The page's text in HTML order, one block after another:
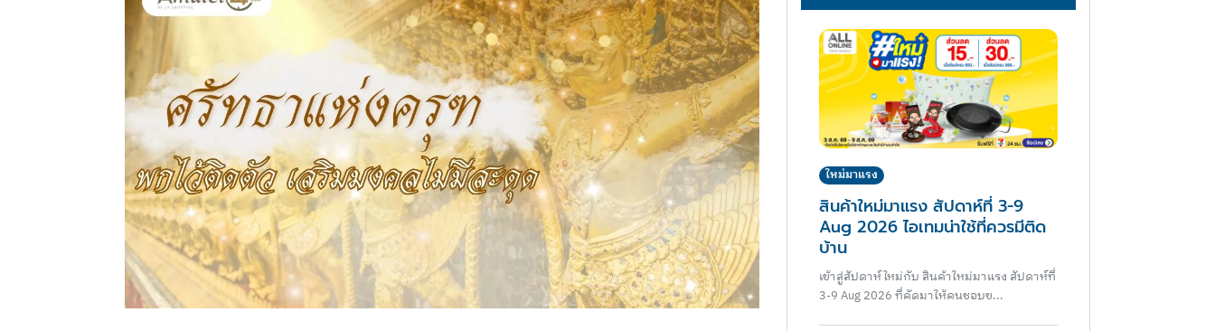
ใหม่มาแรง
สินค้าใหม่มาแรง สัปดาห์ที่ 3-9
Aug 2026 ไอเทมน่าใช้ที่ควรมีติด
บ้าน
เข้าสู่สัปดาห์ใหม่กับ สินค้าใหม่มาแรง สัปดาห์ที่
3-9 Aug 2026 ที่คัดมาให้คนชอบข...